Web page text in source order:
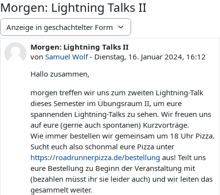
Morgen: Lightning Talks II
Anzeigemodus
Morgen: Lightning Talks II
von Samuel Wolf- Dienstag, 16. Januar 2024, 16:12
Anzahl Antworten: 0
Hallo zusammen,
morgen treffen wir uns zum zweiten Lightning-Talk
dieses Semester im Übungsraum II, um eure
spannenden Lightning-Talks zu sehen. Wir freuen uns
auf eure (gerne auch spontanen) Kurzvorträge.
Wie immer bestellen wir gemeinsam um 18 Uhr Pizza.
Sucht euch also schonmal eure Pizza unter
https://roadrunnerpizza.de/bestellung aus! Teilt uns
eure Bestellung zu Beginn der Veranstaltung mit
(bezahlen müsst ihr sie leider auch) und wir leiten das
gesammelt weiter.